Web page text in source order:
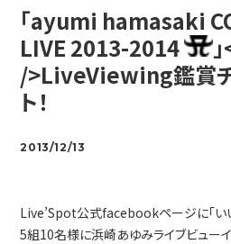
「ayumi hamasaki
LIVE 2013-2014
/>LiveViewing鑑賞チ
ト！
2013/12/13
Live’Spot公式facebookページに「い
5組10名様に浜崎あゆみライブビュー